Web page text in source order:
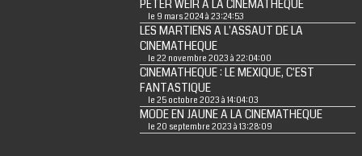
PETER WEIR A LA CINEMATHEQUE
le 9 mars 2024 à 23:24:53
LES MARTIENS A L'ASSAUT DE LA
CINEMATHEQUE
le 22 novembre 2023 à 22:04:00
CINEMATHEQUE : LE MEXIQUE, C'EST
FANTASTIQUE
le 25 octobre 2023 à 14:04:03
MODE EN JAUNE A LA CINEMATHEQUE
le 20 septembre 2023 à 13:28:09